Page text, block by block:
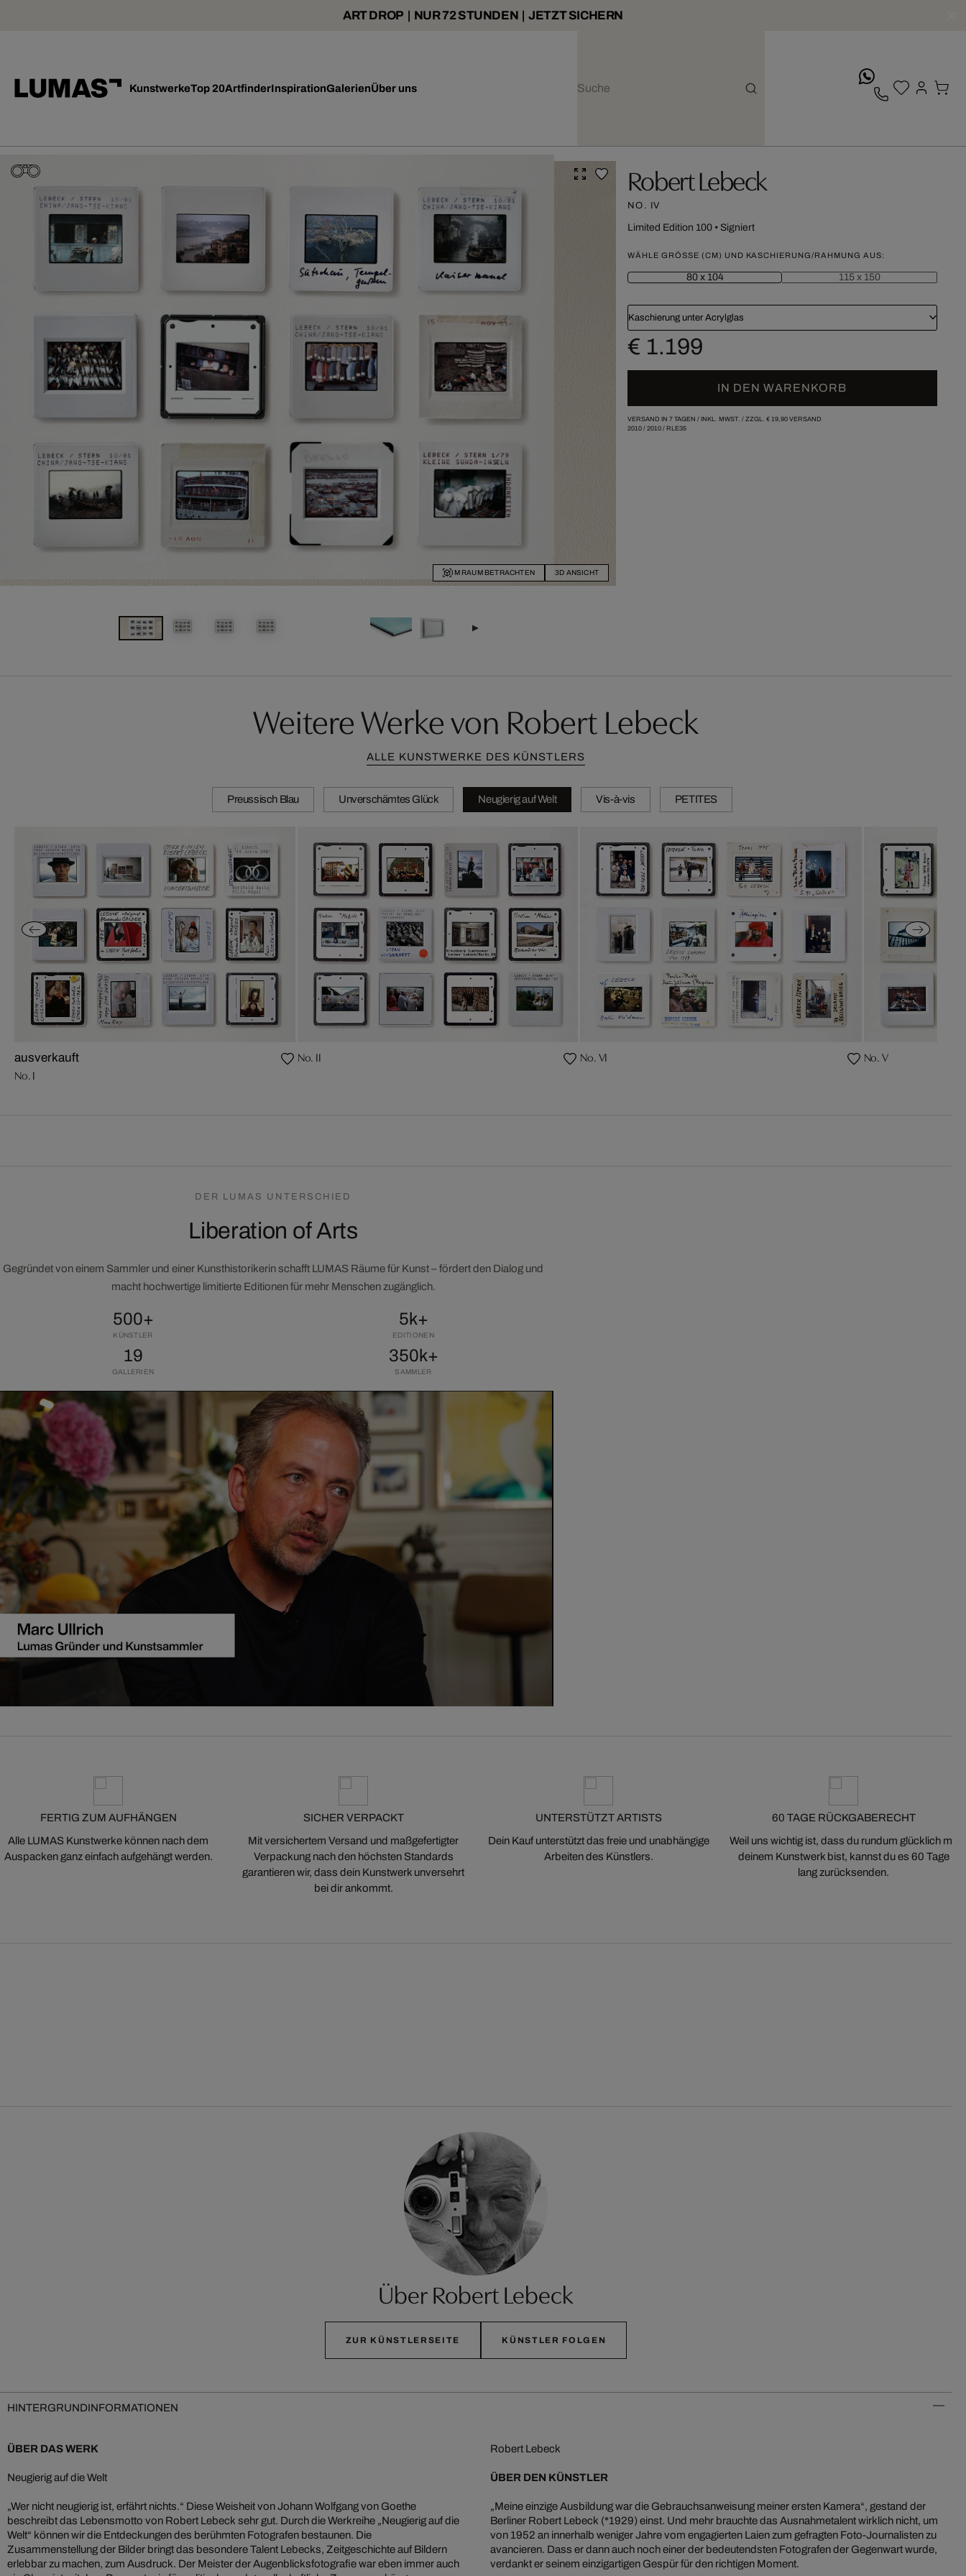
ART DROP | NUR 72 STUNDEN | JETZT SICHERN
KunstwerkeTop 20ArtfinderInspirationGalerienÜber uns
IM RAUM BETRACHTEN 3D ANSICHT
Robert Lebeck
NO. IV
Limited Edition 100• Signiert
WÄHLE GRÖSSE (CM) UND KASCHIERUNG/RAHMUNG AUS:
80 x 104 115 x 150
Kaschierung unter Acrylglas
€ 1.199
IN DEN WARENKORB
VERSAND IN 7 TAGEN / INKL. MWST. / ZZGL. € 19,90VERSAND
2010/ 2010/ RLE35
Weitere Werke von Robert Lebeck
ALLE KUNSTWERKE DES KÜNSTLERS
Preussisch Blau Unverschämtes Glück Neugierig auf Welt Vis-à-vis PETITES
ausverkauft
No. I
No. II No. VI No. V
DER LUMAS UNTERSCHIED
Liberation of Arts
Gegründet von einem Sammler und einer Kunsthistorikerin schafft LUMAS Räume für Kunst – fördert den Dialog und
macht hochwertige limitierte Editionen für mehr Menschen zugänglich.
500+
KÜNSTLER
5k+
EDITIONEN
19
GALLERIEN
350k+
SAMMLER
FERTIG ZUM AUFHÄNGEN
Alle LUMAS Kunstwerke können nach dem
Auspacken ganz einfach aufgehängt werden.
SICHER VERPACKT
Mit versichertem Versand und maßgefertigter
Verpackung nach den höchsten Standards
garantieren wir, dass dein Kunstwerk unversehrt
bei dir ankommt.
UNTERSTÜTZT ARTISTS
Dein Kauf unterstützt das freie und unabhängige
Arbeiten des Künstlers.
60 TAGE RÜCKGABERECHT
Weil uns wichtig ist, dass du rundum glücklich mit
deinem Kunstwerk bist, kannst du es 60 Tage
lang zurücksenden.
Über Robert Lebeck
ZUR KÜNSTLERSEITE KÜNSTLER FOLGEN
HINTERGRUNDINFORMATIONEN
ÜBER DAS WERK
Neugierig auf die Welt
„Wer nicht neugierig ist, erfährt nichts.“ Diese Weisheit von Johann Wolfgang von Goethe
beschreibt das Lebensmotto von Robert Lebeck sehr gut. Durch die Werkreihe „Neugierig auf die
Welt“ können wir die Entdeckungen des berühmten Fotografen bestaunen. Die
Zusammenstellung der Bilder bringt das besondere Talent Lebecks, Zeitgeschichte auf Bildern
erlebbar zu machen, zum Ausdruck. Der Meister der Augenblicksfotografie war eben immer auch
Robert Lebeck
ÜBER DEN KÜNSTLER
„Meine einzige Ausbildung war die Gebrauchsanweisung meiner ersten Kamera“, gestand der
Berliner Robert Lebeck (*1929) einst. Und mehr brauchte das Ausnahmetalent wirklich nicht, um
von 1952 an innerhalb weniger Jahre vom engagierten Laien zum gefragten Foto-Journalisten zu
avancieren. Dass er dann auch noch einer der bedeutendsten Fotografen der Gegenwart wurde,
verdankt er seinem einzigartigen Gespür für den richtigen Moment.